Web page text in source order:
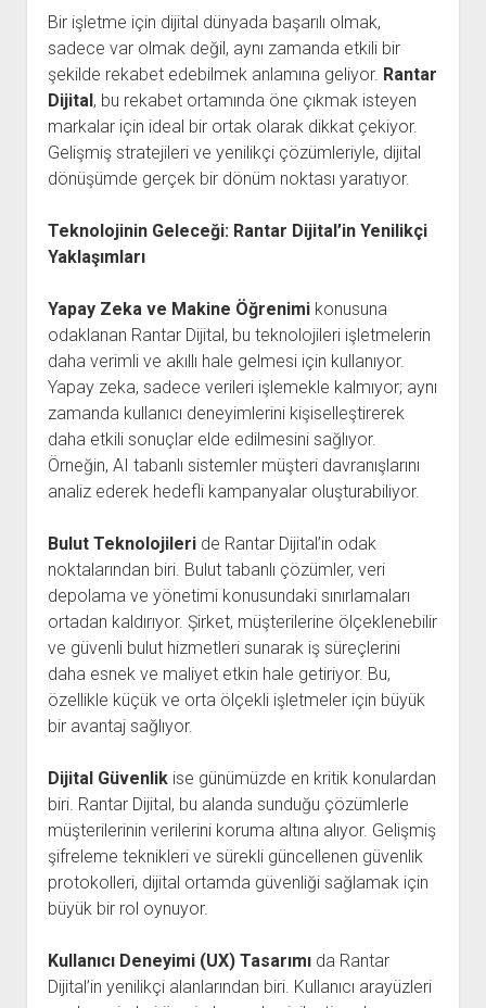
Bir işletme için dijital dünyada başarılı olmak,
sadece var olmak değil, aynı zamanda etkili bir
şekilde rekabet edebilmek anlamına geliyor. Rantar
Dijital, bu rekabet ortamında öne çıkmak isteyen
markalar için ideal bir ortak olarak dikkat çekiyor.
Gelişmiş stratejileri ve yenilikçi çözümleriyle, dijital
dönüşümde gerçek bir dönüm noktası yaratıyor.
Teknolojinin Geleceği: Rantar Dijital’in Yenilikçi
Yaklaşımları
Yapay Zeka ve Makine Öğrenimikonusuna
odaklanan Rantar Dijital, bu teknolojileri işletmelerin
daha verimli ve akıllı hale gelmesi için kullanıyor.
Yapay zeka, sadece verileri işlemekle kalmıyor; aynı
zamanda kullanıcı deneyimlerini kişiselleştirerek
daha etkili sonuçlar elde edilmesini sağlıyor.
Örneğin, AI tabanlı sistemler müşteri davranışlarını
analiz ederek hedefli kampanyalar oluşturabiliyor.
Bulut Teknolojileride Rantar Dijital’in odak
noktalarından biri. Bulut tabanlı çözümler, veri
depolama ve yönetimi konusundaki sınırlamaları
ortadan kaldırıyor. Şirket, müşterilerine ölçeklenebilir
ve güvenli bulut hizmetleri sunarak iş süreçlerini
daha esnek ve maliyet etkin hale getiriyor. Bu,
özellikle küçük ve orta ölçekli işletmeler için büyük
bir avantaj sağlıyor.
Dijital Güvenlikise günümüzde en kritik konulardan
biri. Rantar Dijital, bu alanda sunduğu çözümlerle
müşterilerinin verilerini koruma altına alıyor. Gelişmiş
şifreleme teknikleri ve sürekli güncellenen güvenlik
protokolleri, dijital ortamda güvenliği sağlamak için
büyük bir rol oynuyor.
Kullanıcı Deneyimi (UX) Tasarımıda Rantar
Dijital’in yenilikçi alanlarından biri. Kullanıcı arayüzleri